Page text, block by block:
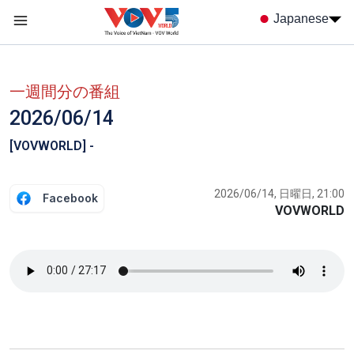
Japanese
一週間分の番組
2026/06/14
[VOVWORLD] -
Facebook 2026/06/14, 日曜日, 21:00
VOVWORLD